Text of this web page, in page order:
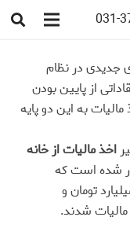
031-
جدیدی در نظام
از پایین بودن
به این دو پایه
اخذ مالیات از خانه
شده است که
قانون بودجه، خانه های بالای ۱۰ میلیارد تومان و
شدند.